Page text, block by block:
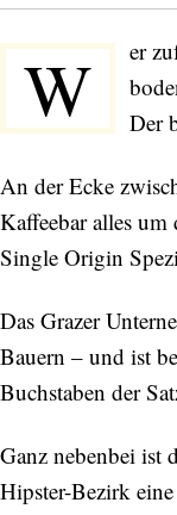
W er
Der
An der Ecke
Kaffeebar alles
Single Origin
Das Grazer
Bauern – und ist
Buchstaben der
Ganz nebenbei ist
Hipster-Bezirk